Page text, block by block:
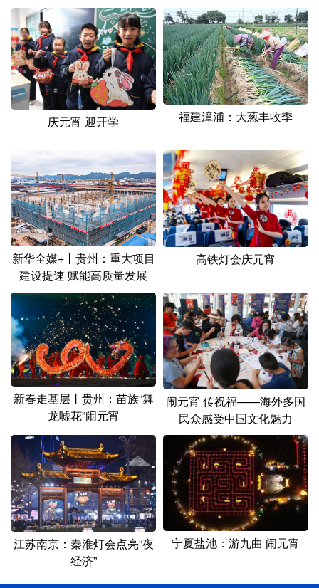
四川 贵州 云南 西藏
陕西 甘肃 青海 宁夏
新疆 内蒙古 黑龙江
多语种频道
English Español Français عربى
Русский язык 日本語 한국어
Deutsch Português
庆元宵 迎开学 福建漳浦：大葱丰收季
新华全媒+丨贵州：重大项目
建设提速 赋能高质量发展
高铁灯会庆元宵
新春走基层丨贵州：苗族“舞
龙嘘花”闹元宵
闹元宵 传祝福——海外多国
民众感受中国文化魅力
江苏南京：秦淮灯会点亮“夜
经济”
宁夏盐池：游九曲 闹元宵